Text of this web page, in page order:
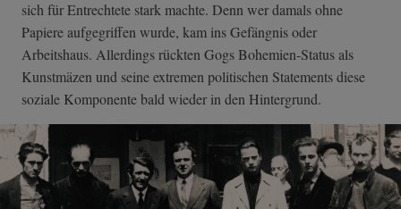
sich für Entrechtete stark machte. Denn wer damals ohne
Papiere aufgegriffen wurde, kam ins Gefängnis oder
Arbeitshaus. Allerdings rückten Gogs Bohemien-Status als
Kunstmäzen und seine extremen politischen Statements diese
soziale Komponente bald wieder in den Hintergrund.